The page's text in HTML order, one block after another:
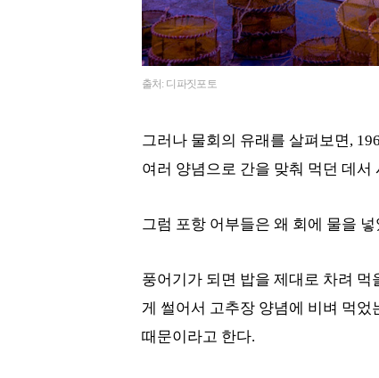
출처: 디파짓포토
그러나 물회의 유래를 살펴보면,
여러 양념으로 간을 맞춰 먹던 데서
그럼 포항 어부들은 왜 회에 물을 넣
풍어기가 되면 밥을 제대로 차려
게 썰어서 고추장 양념에 비벼 먹었
때문이라고 한다.